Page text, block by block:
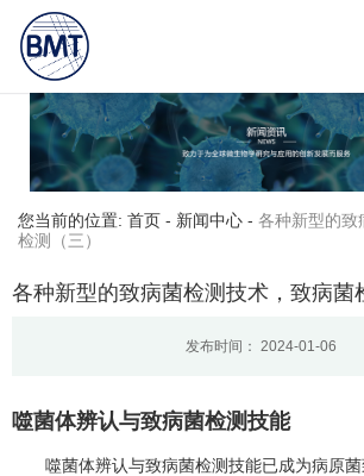
曲线检测
息发布和
新闻资讯
您当前的位置: 首页 - 新闻中心 - 各种新型的致
检测（三）
各种新型的致病菌检测技术，致病菌
发布时间： 2024-01-06
噬菌体辨认与致病菌检测技能
噬菌体辨认与致病菌检测技能已成为病原菌